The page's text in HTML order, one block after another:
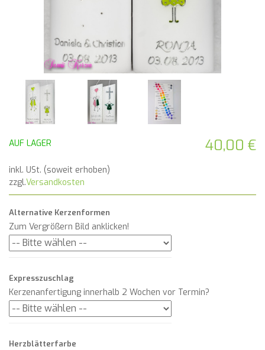
40,00 €
AUF LAGER
inkl. USt. (soweit erhoben)
zzgl.Versandkosten
Alternative Kerzenformen
Zum Vergrößern Bild anklicken!
Expresszuschlag
Kerzenanfertigung innerhalb 2 Wochen vor Termin?
Herzblätterfarbe